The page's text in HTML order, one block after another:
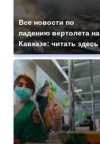
Все новости по
падению вертолета на
Кавказе: читать здесь